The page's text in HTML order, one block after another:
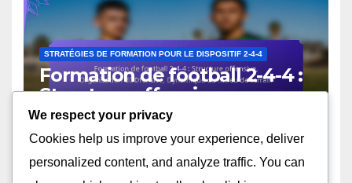
STRATÉGIES DE FORMATION POUR LE DISPOSITIF 2-4-4
Formation de football 2-4-4 :
Structure offensive,
Organisation défensive,
Dynamique du milieu de
terrain
13/02/2026 OLIVER FINCH
We respect your privacy
Cookies help us improve your experience, deliver
personalized content, and analyze traffic. You can